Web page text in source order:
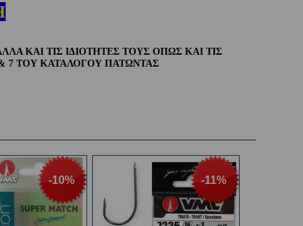
ΚΑΙ ΤΙΣ ΙΔΙΟΤΗΤΕΣ ΤΟΥΣ ΟΠΩΣ ΚΑΙ ΤΙΣ
7 ΤΟΥ ΚΑΤΑΛΟΓΟΥ ΠΑΤΩΝΤΑΣ
-10% -11%